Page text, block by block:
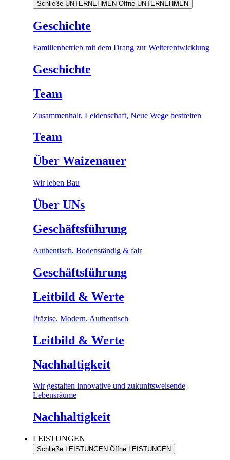
Schließe UNTERNEHMEN Öffne UNTERNEHMEN
Geschichte
Familienbetrieb mit dem Drang zur Weiterentwicklung
Geschichte
Team
Zusammenhalt, Leidenschaft, Neue Wege bestreiten
Team
Über Waizenauer
Wir leben Bau
Über UNs
Geschäftsführung
Authentisch, Bodenständig & fair
Geschäftsführung
Leitbild & Werte
Präzise, Modern, Authentisch
Leitbild & Werte
Nachhaltigkeit
Wir gestalten innovative und zukunftsweisende
Lebensräume
Nachhaltigkeit
LEISTUNGEN
Schließe LEISTUNGEN Öffne LEISTUNGEN